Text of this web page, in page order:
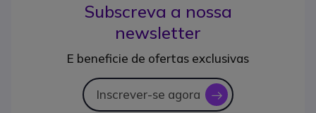
Subscreva a nossa
newsletter
E beneficie de ofertas exclusivas
Inscrever-se agora icon